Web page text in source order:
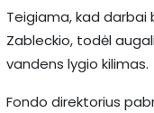
Teigiama, kad darbai
Zableckio, todėl
vandens lygio kilimas.
Fondo direktorius